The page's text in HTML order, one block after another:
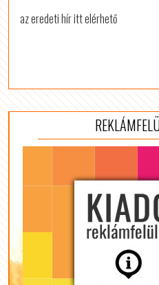
az eredeti hír itt elérhető